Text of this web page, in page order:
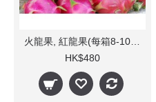
HK$480